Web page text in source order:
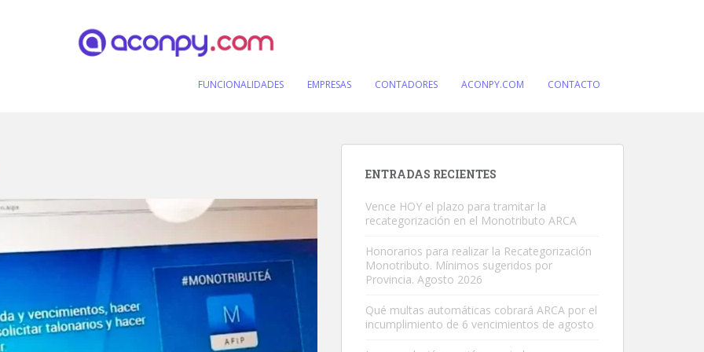
FUNCIONALIDADES EMPRESAS CONTADORES ACONPY.COM CONTACTO
ENTRADAS RECIENTES
Vence HOY el plazo para tramitar la
recategorización en el Monotributo ARCA
Honorarios para realizar la Recategorización
Monotributo. Mínimos sugeridos por
Provincia. Agosto 2026
Qué multas automáticas cobrará ARCA por el
incumplimiento de 6 vencimientos de agosto